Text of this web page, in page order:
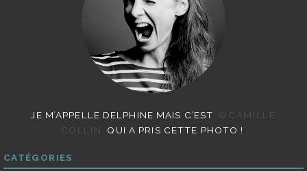
JE M’APPELLE DELPHINE MAIS C’EST
©CAMILLE
COLLIN
QUI A PRIS CETTE PHOTO !
CATÉGORIES